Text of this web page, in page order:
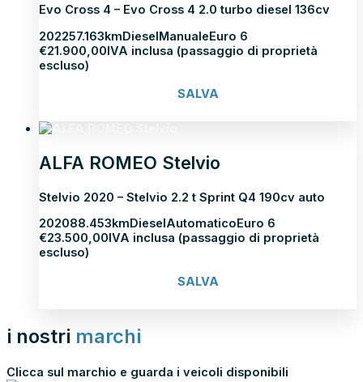
Evo Cross 4 – Evo Cross 4 2.0 turbo diesel 136cv
202257.163kmDieselManualeEuro 6
€21.900,00IVA inclusa (passaggio di proprietà
escluso)
SALVA
ALFA ROMEO Stelvio
Stelvio 2020 – Stelvio 2.2 t Sprint Q4 190cv auto
202088.453kmDieselAutomaticoEuro 6
€23.500,00IVA inclusa (passaggio di proprietà
escluso)
SALVA
i nostri marchi
Clicca sul marchio e guarda i veicoli disponibili